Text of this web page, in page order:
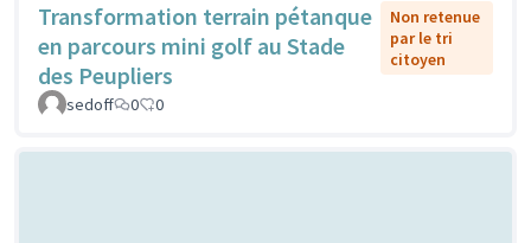
Transformation terrain pétanque
en parcours mini golf au Stade
des Peupliers
Non retenue
par le tri
citoyen
sedoff 0 0